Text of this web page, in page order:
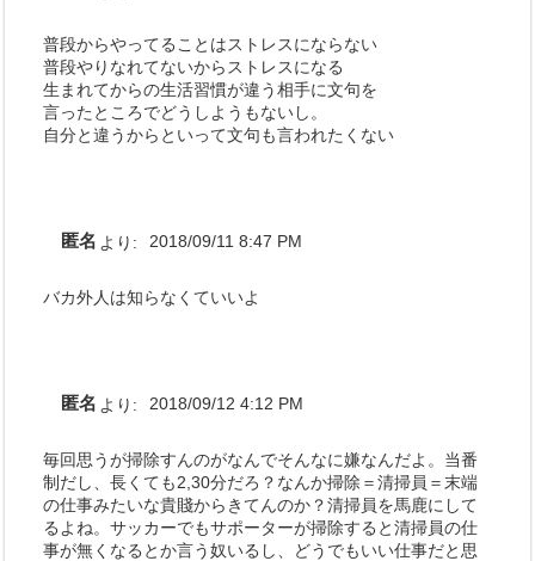
普段からやってることはストレスにならない
普段やりなれてないからストレスになる
生まれてからの生活習慣が違う相手に文句を
言ったところでどうしようもないし。
自分と違うからといって文句も言われたくない
匿名 より: 2018/09/11 8:47 PM
バカ外人は知らなくていいよ
匿名 より: 2018/09/12 4:12 PM
毎回思うが掃除すんのがなんでそんなに嫌なんだよ。当番
制だし、長くても2,30分だろ？なんか掃除＝清掃員＝末端
の仕事みたいな貴賤からきてんのか？清掃員を馬鹿にして
るよね。サッカーでもサポーターが掃除すると清掃員の仕
事が無くなるとか言う奴いるし、どうでもいい仕事だと思